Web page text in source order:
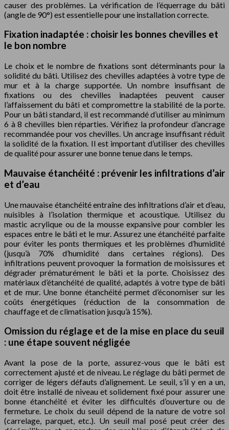
causer des problèmes. La vérification de l’équerrage du bâti
(angle de 90°) est essentielle pour une installation correcte.
Fixation inadaptée : choisir les bonnes chevilles et
le bon nombre
Le choix et le nombre de fixations sont déterminants pour la
solidité du bâti. Utilisez des chevilles adaptées à votre type de
mur et à la charge supportée. Un nombre insuffisant de
fixations ou des chevilles inadaptées peuvent causer
l’affaissement du bâti et compromettre la stabilité de la porte.
Pour un bâti standard, il est recommandé d’utiliser au minimum
6 à 8 chevilles bien réparties. Vérifiez la profondeur d’ancrage
recommandée pour vos chevilles. Un ancrage insuffisant réduit
la solidité de la fixation. Il est important d’utiliser des chevilles
de qualité pour assurer une bonne tenue dans le temps.
Mauvaise étanchéité : prévenir les infiltrations d’air
et d’eau
Une mauvaise étanchéité entraîne des infiltrations d’air et d’eau,
nuisibles à l’isolation thermique et acoustique. Utilisez du
mastic acrylique ou de la mousse expansive pour combler les
espaces entre le bâti et le mur. Assurez une étanchéité parfaite
pour éviter les ponts thermiques et les problèmes d’humidité
(jusqu’à 70% d’humidité dans certaines régions). Des
infiltrations peuvent provoquer la formation de moisissures et
dégrader prématurément le bâti et la porte. Choisissez des
matériaux d’étanchéité de qualité, adaptés à votre type de bâti
et de mur. Une bonne étanchéité permet d’économiser sur les
coûts énergétiques (réduction de la consommation de
chauffage et de climatisation jusqu’à 15%).
Omission du réglage et de la mise en place du seuil
: une étape souvent négligée
Avant la pose de la porte, assurez-vous que le bâti est
correctement ajusté et de niveau. Le réglage du bâti permet de
corriger de légers défauts d’alignement. Le seuil, s’il y en a un,
doit être installé de niveau et solidement fixé pour assurer une
bonne étanchéité et éviter les difficultés d’ouverture ou de
fermeture. Le choix du seuil dépend de la nature de votre sol
(carrelage, parquet, etc.). Un seuil mal posé peut créer des